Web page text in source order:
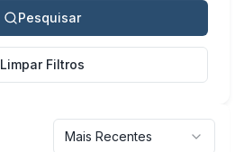
Pesquisar
Limpar Filtros
Mais Recentes